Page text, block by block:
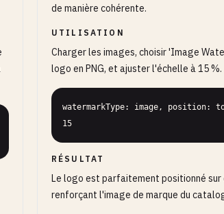
de manière cohérente.
UTILISATION
Charger les images, choisir 'Image
logo en PNG, et ajuster l'échelle à 15 %.
watermarkType: image, position:
15
RÉSULTAT
Le logo est parfaitement positionné sur
renforçant l'image de marque du